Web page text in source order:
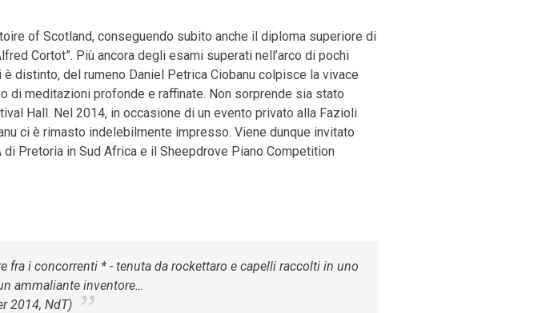
of Scotland, conseguendo subito anche il diploma superiore di
Cortot”. Più ancora degli esami superati nell’arco di pochi
distinto, del rumeno Daniel Petrica Ciobanu colpisce la vivace
di meditazioni profonde e raffinate. Non sorprende sia stato
Hall. Nel 2014, in occasione di un evento privato alla Fazioli
ci è rimasto indelebilmente impresso. Viene dunque invitato
Pretoria in Sud Africa e il Sheepdrove Piano Competition
fra i concorrenti * - tenuta da rockettaro e capelli raccolti in uno
ammaliante inventore…
2014, NdT)